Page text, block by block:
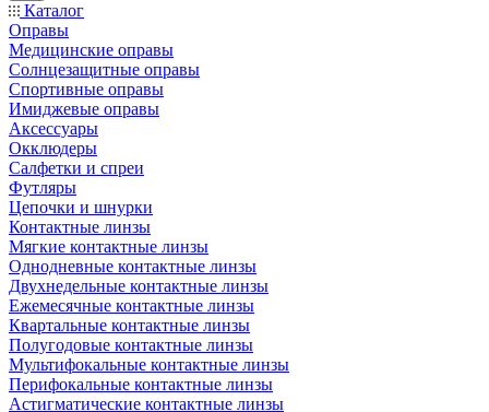
Каталог
Оправы
Медицинские оправы
Солнцезащитные оправы
Спортивные оправы
Имиджевые оправы
Аксессуары
Окклюдеры
Салфетки и спреи
Футляры
Цепочки и шнурки
Контактные линзы
Мягкие контактные линзы
Однодневные контактные линзы
Двухнедельные контактные линзы
Ежемесячные контактные линзы
Квартальные контактные линзы
Полугодовые контактные линзы
Мультифокальные контактные линзы
Перифокальные контактные линзы
Астигматические контактные линзы